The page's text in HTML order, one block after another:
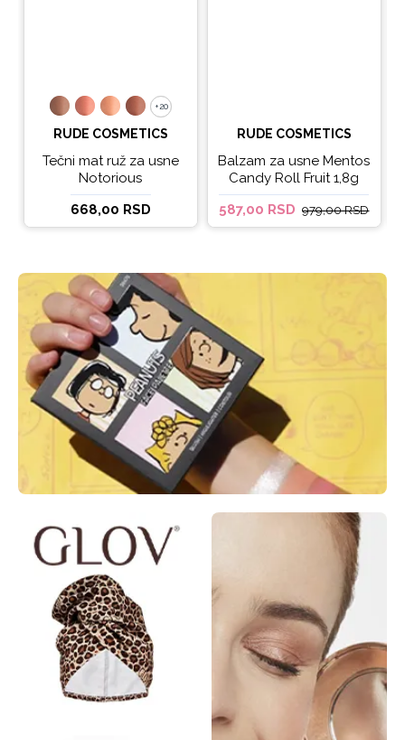
+20
+20
RUDE COSMETICS
Tečni mat ruž za usne
Notorious
668,00 RSD
RUDE COSMETICS
Balzam za usne Mentos
Candy Roll Fruit 1,8g
587,00 RSD 979,00 RSD